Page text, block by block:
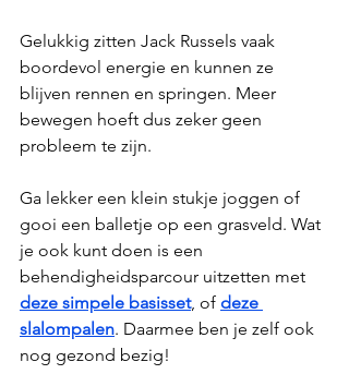
Gelukkig zitten Jack Russels vaak
boordevol energie en kunnen ze
blijven rennen en springen. Meer
bewegen hoeft dus zeker geen
probleem te zijn.
Ga lekker een klein stukje joggen of
gooi een balletje op een grasveld. Wat
je ook kunt doen is een
behendigheidsparcour uitzetten met
deze simpele basisset, of deze
slalompalen. Daarmee ben je zelf ook
nog gezond bezig!